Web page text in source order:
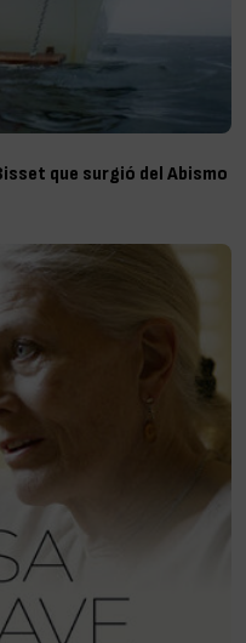
que surgió del Abismo